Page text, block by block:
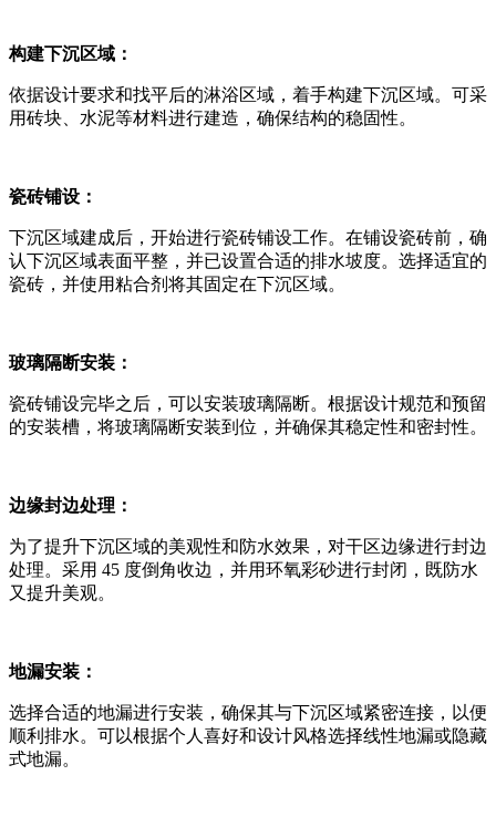
构建下沉区域：
依据设计要求和找平后的淋浴区域，着手构建下沉区域。可采
用砖块、水泥等材料进行建造，确保结构的稳固性。
瓷砖铺设：
下沉区域建成后，开始进行瓷砖铺设工作。在铺设瓷砖前，确
认下沉区域表面平整，并已设置合适的排水坡度。选择适宜的
瓷砖，并使用粘合剂将其固定在下沉区域。
玻璃隔断安装：
瓷砖铺设完毕之后，可以安装玻璃隔断。根据设计规范和预留
的安装槽，将玻璃隔断安装到位，并确保其稳定性和密封性。
边缘封边处理：
为了提升下沉区域的美观性和防水效果，对干区边缘进行封边
处理。采用 45 度倒角收边，并用环氧彩砂进行封闭，既防水
又提升美观。
地漏安装：
选择合适的地漏进行安装，确保其与下沉区域紧密连接，以便
顺利排水。可以根据个人喜好和设计风格选择线性地漏或隐藏
式地漏。